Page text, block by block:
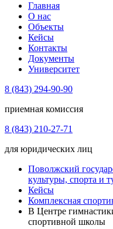
Главная
О нас
Объекты
Кейсы
Контакты
Документы
Университет
8 (843) 294-90-90
приемная комиссия
8 (843) 210-27-71
для юридических лиц
Поволжский
культуры, спорта и
Кейсы
Комплексная
В Центре
спортивной школы